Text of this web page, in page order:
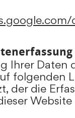
Ihrer
folgenden
der die